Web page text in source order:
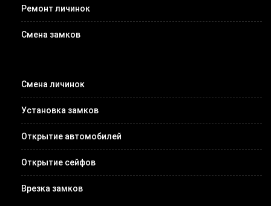
Ремонт личинок
Смена замков
Смена личинок
Установка замков
Открытие автомобилей
Открытие сейфов
Врезка замков